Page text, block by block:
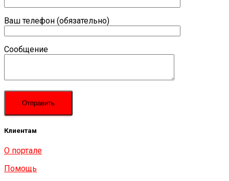
Ваш телефон (обязательно)
Сообщение
Клиентам
О портале
Помощь